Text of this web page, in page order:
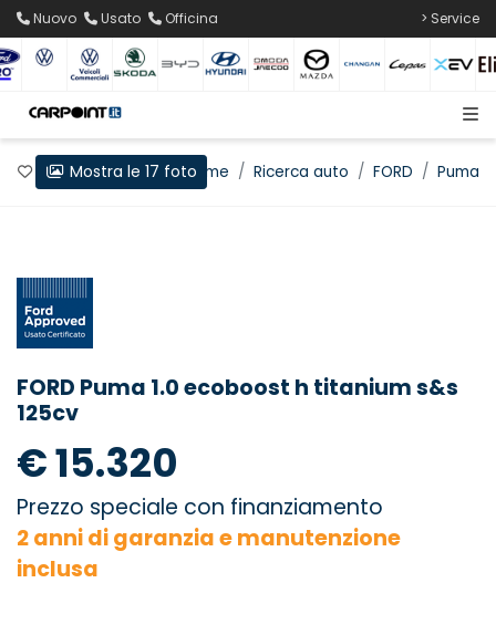
Nuovo Usato Officina > Service
Preferiti Home Ricerca auto FORD Puma
Mostra le 17 foto
FORD Puma 1.0 ecoboost h titanium s&s
125cv
€ 15.320
Prezzo speciale con finanziamento
2 anni di garanzia e manutenzione
inclusa